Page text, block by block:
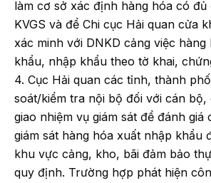
làm cơ sở xác định hàng hóa có đủ
KVGS và để Chi cục Hải quan cửa
xác minh với DNKD cảng việc
khẩu, nhập khẩu theo tờ khai,
4. Cục Hải quan các tỉnh, thành
soát/kiểm tra nội bộ đối với cán
giao nhiệm vụ giám sát để đánh giá
giám sát hàng hóa xuất nhập khẩu
khu vực cảng, kho, bãi đảm bảo
quy định. Trường hợp phát hiện